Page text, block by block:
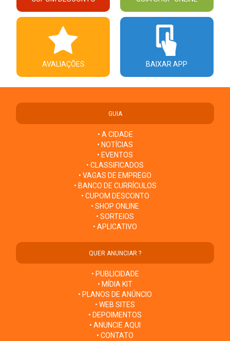
AVALIAÇÕES BAIXAR APP
GUIA
• A CIDADE
• NOTÍCIAS
• EVENTOS
• CLASSIFICADOS
• VAGAS DE EMPREGO
• BANCO DE CURRÍCULOS
• CUPOM DESCONTO
• SHOP ONLINE
• SORTEIOS
• APLICATIVO
QUER ANUNCIAR ?
• PUBLICIDADE
• MÍDIA KIT
• PLANOS DE ANÚNCIO
• WEB SITES
• DEPOIMENTOS
• ANUNCIE AQUI
• CONTATO